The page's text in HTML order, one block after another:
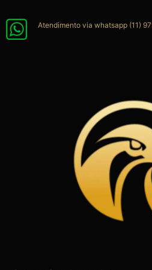
para
Atendimento via whatsapp (11)